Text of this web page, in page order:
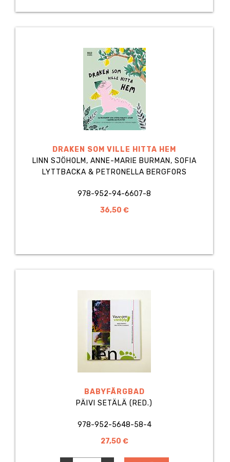
DRAKEN SOM VILLE HITTA HEM
LINN SJÖHOLM, ANNE-MARIE BURMAN, SOFIA
LYTTBACKA & PETRONELLA BERGFORS
978-952-94-6607-8
36,50 €
BABYFÄRGBAD
PÄIVI SETÄLÄ (RED.)
978-952-5648-58-4
27,50 €